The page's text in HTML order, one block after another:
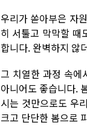
우리가 쏟아부은 자
히 서툴고 막막할 때
합니다. 완벽하지 않
그 치열한 과정 속에
아니어도 좋습니다.
시는 것만으로도 우
크고 단단한 봄으로